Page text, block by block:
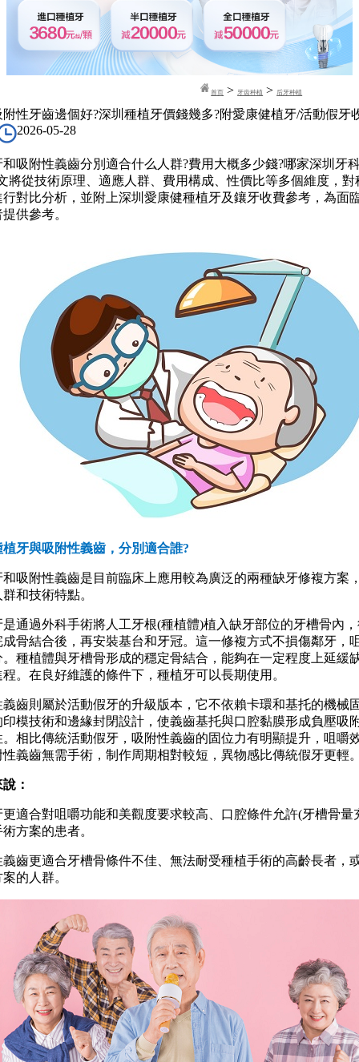
首页 > 牙齿种植 > 后牙种植
性牙齒邊個好?深圳種植牙價錢幾多?附愛康健植牙/活動假牙
2026-05-28
附性義齒分別適合什么人群?費用大概多少錢?哪家深圳牙
將從技術原理、適應人群、費用構成、性價比等多個維度，對
對比分析，並附上深圳愛康健種植牙及鑲牙收費參考，為面
供參考。
牙與吸附性義齒，分別適合誰?
附性義齒是目前臨床上應用較為廣泛的兩種缺牙修複方案
和技術特點。
過外科手術將人工牙根(種植體)植入缺牙部位的牙槽骨內，
骨結合後，再安裝基台和牙冠。這一修複方式不損傷鄰牙，
種植體與牙槽骨形成的穩定骨結合，能夠在一定程度上延緩
。在良好維護的條件下，種植牙可以長期使用。
則屬於活動假牙的升級版本，它不依賴卡環和基托的機械
模技術和邊緣封閉設計，使義齒基托與口腔黏膜形成負壓吸
相比傳統活動假牙，吸附性義齒的固位力有明顯提升，咀嚼
義齒無需手術，制作周期相對較短，異物感比傳統假牙更輕
：
合對咀嚼功能和美觀度要求較高、口腔條件允許(牙槽骨量
方案的患者。
更適合牙槽骨條件不佳、無法耐受種植手術的高齡長者，
的人群。